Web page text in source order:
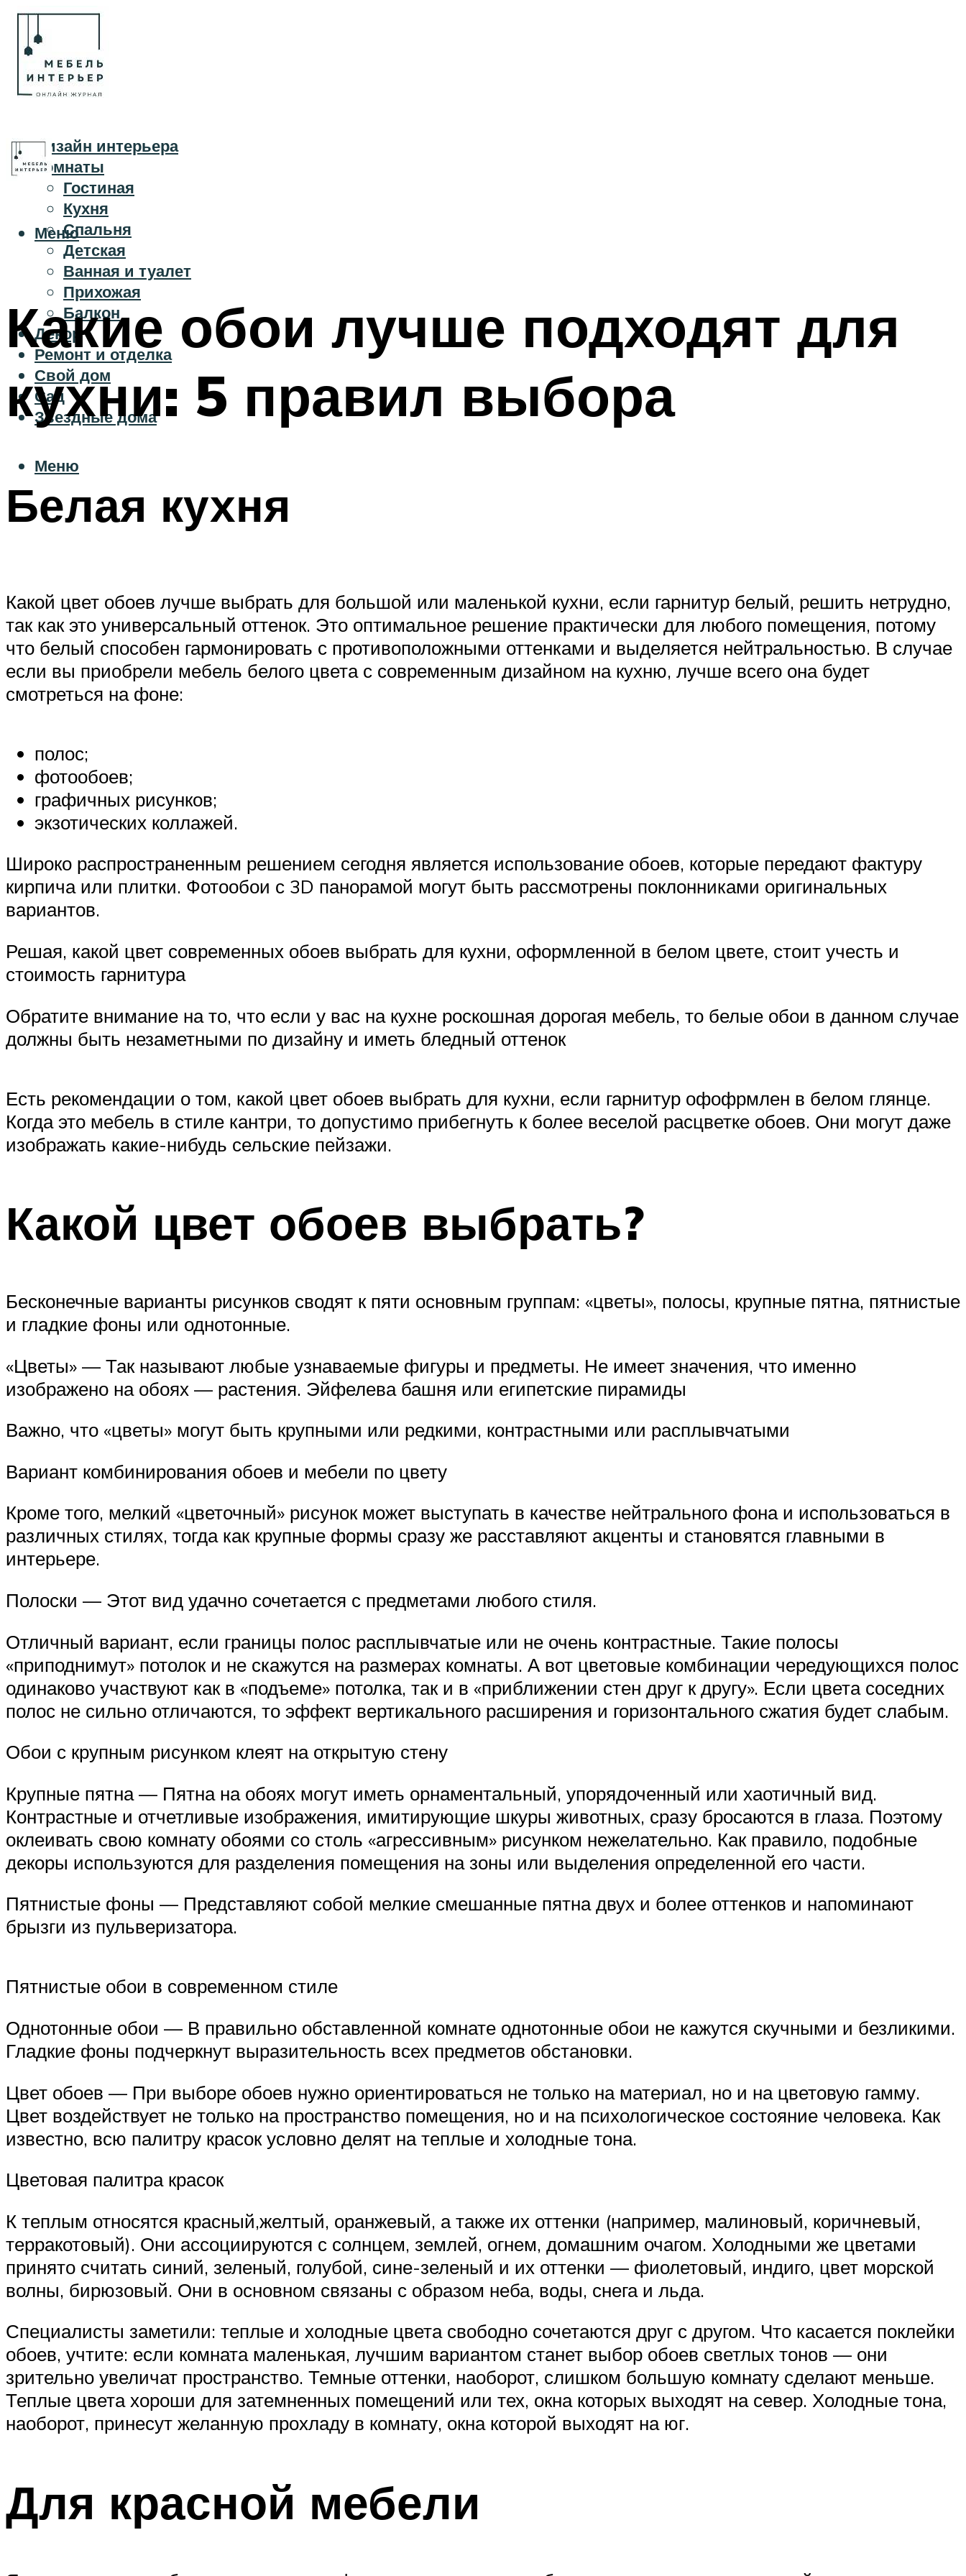
Дизайн интерьера
Комнаты
Гостиная
Кухня
Спальня
Детская
Ванная и туалет
Прихожая
Балкон
Декор
Ремонт и отделка
Свой дом
Сад
Звездные дома
Меню
Меню
Какие обои лучше подходят для
кухни: 5 правил выбора
Белая кухня
Какой цвет обоев лучше выбрать для большой или маленькой кухни, если гарнитур белый, решить нетрудно,
так как это универсальный оттенок. Это оптимальное решение практически для любого помещения, потому
что белый способен гармонировать с противоположными оттенками и выделяется нейтральностью. В случае
если вы приобрели мебель белого цвета с современным дизайном на кухню, лучше всего она будет
смотреться на фоне:
полос;
фотообоев;
графичных рисунков;
экзотических коллажей.
Широко распространенным решением сегодня является использование обоев, которые передают фактуру
кирпича или плитки. Фотообои с 3D панорамой могут быть рассмотрены поклонниками оригинальных
вариантов.
Решая, какой цвет современных обоев выбрать для кухни, оформленной в белом цвете, стоит учесть и
стоимость гарнитура
Обратите внимание на то, что если у вас на кухне роскошная дорогая мебель, то белые обои в данном случае
должны быть незаметными по дизайну и иметь бледный оттенок
Есть рекомендации о том, какой цвет обоев выбрать для кухни, если гарнитур офофрмлен в белом глянце.
Когда это мебель в стиле кантри, то допустимо прибегнуть к более веселой расцветке обоев. Они могут даже
изображать какие-нибудь сельские пейзажи.
Какой цвет обоев выбрать?
Бесконечные варианты рисунков сводят к пяти основным группам: «цветы», полосы, крупные пятна, пятнистые
и гладкие фоны или однотонные.
«Цветы» — Так называют любые узнаваемые фигуры и предметы. Не имеет значения, что именно
изображено на обоях — растения. Эйфелева башня или египетские пирамиды
Важно, что «цветы» могут быть крупными или редкими, контрастными или расплывчатыми
Вариант комбинирования обоев и мебели по цвету
Кроме того, мелкий «цветочный» рисунок может выступать в качестве нейтрального фона и использоваться в
различных стилях, тогда как крупные формы сразу же расставляют акценты и становятся главными в
интерьере.
Полоски — Этот вид удачно сочетается с предметами любого стиля.
Отличный вариант, если границы полос расплывчатые или не очень контрастные. Такие полосы
«приподнимут» потолок и не скажутся на размерах комнаты. А вот цветовые комбинации чередующихся полос
одинаково участвуют как в «подъеме» потолка, так и в «приближении стен друг к другу». Если цвета соседних
полос не сильно отличаются, то эффект вертикального расширения и горизонтального сжатия будет слабым.
Обои с крупным рисунком клеят на открытую стену
Крупные пятна — Пятна на обоях могут иметь орнаментальный, упорядоченный или хаотичный вид.
Контрастные и отчетливые изображения, имитирующие шкуры животных, сразу бросаются в глаза. Поэтому
оклеивать свою комнату обоями со столь «агрессивным» рисунком нежелательно. Как правило, подобные
декоры используются для разделения помещения на зоны или выделения определенной его части.
Пятнистые фоны — Представляют собой мелкие смешанные пятна двух и более оттенков и напоминают
брызги из пульверизатора.
Пятнистые обои в современном стиле
Однотонные обои — В правильно обставленной комнате однотонные обои не кажутся скучными и безликими.
Гладкие фоны подчеркнут выразительность всех предметов обстановки.
Цвет обоев — При выборе обоев нужно ориентироваться не только на материал, но и на цветовую гамму.
Цвет воздействует не только на пространство помещения, но и на психологическое состояние человека. Как
известно, всю палитру красок условно делят на теплые и холодные тона.
Цветовая палитра красок
К теплым относятся красный,желтый, оранжевый, а также их оттенки (например, малиновый, коричневый,
терракотовый). Они ассоциируются с солнцем, землей, огнем, домашним очагом. Холодными же цветами
принято считать синий, зеленый, голубой, сине-зеленый и их оттенки — фиолетовый, индиго, цвет морской
волны, бирюзовый. Они в основном связаны с образом неба, воды, снега и льда.
Специалисты заметили: теплые и холодные цвета свободно сочетаются друг с другом. Что касается поклейки
обоев, учтите: если комната маленькая, лучшим вариантом станет выбор обоев светлых тонов — они
зрительно увеличат пространство. Темные оттенки, наоборот, слишком большую комнату сделают меньше.
Теплые цвета хороши для затемненных помещений или тех, окна которых выходят на север. Холодные тона,
наоборот, принесут желанную прохладу в комнату, окна которой выходят на юг.
Для красной мебели